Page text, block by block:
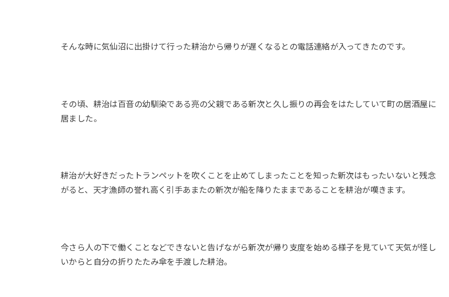
そんな時に気仙沼に出掛けて行った耕治から帰りが遅くなるとの電話連絡が入ってきたのです。
その頃、耕治は百音の幼馴染である亮の父親である新次と久し振りの再会をはたしていて町の居酒屋に
居ました。
耕治が大好きだったトランペットを吹くことを止めてしまったことを知った新次はもったいないと残念
がると、天才漁師の誉れ高く引手あまたの新次が船を降りたままであることを耕治が嘆きます。
今さら人の下で働くことなどできないと告げながら新次が帰り支度を始める様子を見ていて天気が怪し
いからと自分の折りたたみ傘を手渡した耕治。